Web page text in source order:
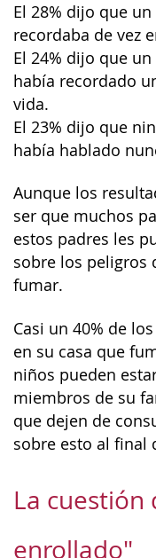
El 28% dijo que
recordaba de vez
El 24% dijo que
había recordado
vida.
El 23% dijo que
había hablado
Aunque los
ser que muchos
estos padres les
sobre los peligros
fumar.
Casi un 40% de
en su casa que
niños pueden
miembros de su
que dejen de
sobre esto al final
La cuestión
enrollado"